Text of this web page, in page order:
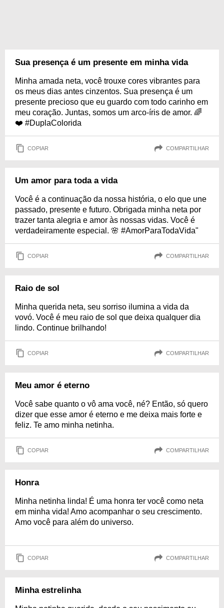
Sua presença é um presente em minha vida
Minha amada neta, você trouxe cores vibrantes para
os meus dias antes cinzentos. Sua presença é um
presente precioso que eu guardo com todo carinho em
meu coração. Juntas, somos um arco-íris de amor. 🌈
❤️ #DuplaColorida
COPIAR COMPARTILHAR
Um amor para toda a vida
Você é a continuação da nossa história, o elo que une
passado, presente e futuro. Obrigada minha neta por
trazer tanta alegria e amor às nossas vidas. Você é
verdadeiramente especial. 🌸 #AmorParaTodaVida"
COPIAR COMPARTILHAR
Raio de sol
Minha querida neta, seu sorriso ilumina a vida da
vovó. Você é meu raio de sol que deixa qualquer dia
lindo. Continue brilhando!
COPIAR COMPARTILHAR
Meu amor é eterno
Você sabe quanto o vô ama você, né? Então, só quero
dizer que esse amor é eterno e me deixa mais forte e
feliz. Te amo minha netinha.
COPIAR COMPARTILHAR
Honra
Minha netinha linda! É uma honra ter você como neta
em minha vida! Amo acompanhar o seu crescimento.
Amo você para além do universo.
COPIAR COMPARTILHAR
Minha estrelinha